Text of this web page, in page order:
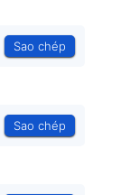
Sao chép
Sao chép